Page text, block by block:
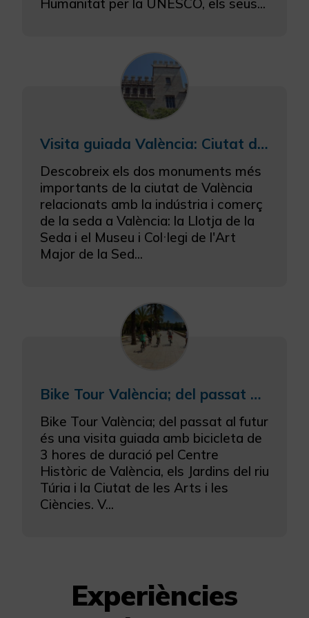
Visita guiada València: Ciutat de la Seda
Descobreix els dos monuments més
importants de la ciutat de València
relacionats amb la indústria i comerç
de la seda a València: la Llotja de la
Seda i el Museu i Col·legi de l'Art
Major de la Sed...
Bike Tour València; del passat al futur
Bike Tour València; del passat al futur
és una visita guiada amb bicicleta de
3 hores de duració pel Centre
Històric de València, els Jardins del riu
Túria i la Ciutat de les Arts i les
Ciències. V...
Experiències